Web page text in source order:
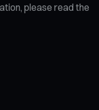
please read the